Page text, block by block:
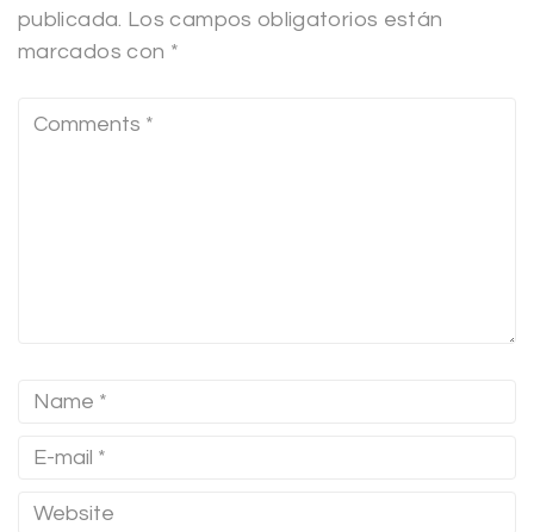
publicada. Los campos obligatorios están
marcados con *